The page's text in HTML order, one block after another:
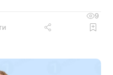
що фінансуються
скористатися такими
9